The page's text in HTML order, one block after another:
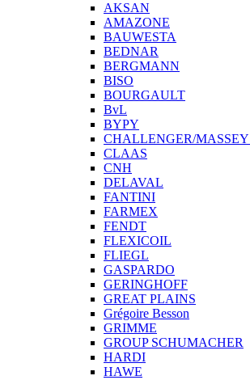
AKSAN
AMAZONE
BAUWESTA
BEDNAR
BERGMANN
BISO
BOURGAULT
BvL
BYPY
CHALLENGER/MASSEY
CLAAS
CNH
DELAVAL
FANTINI
FARMEX
FENDT
FLEXICOIL
FLIEGL
GASPARDO
GERINGHOFF
GREAT PLAINS
Grégoire Besson
GRIMME
GROUP SCHUMACHER
HARDI
HAWE